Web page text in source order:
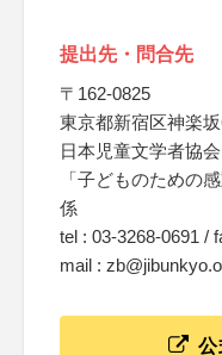
提出先・問合先
〒162-0825
東京都新宿区神楽
日本児童文学者協会
「子どものための
係
tel : 03-3268-0691 /
mail :